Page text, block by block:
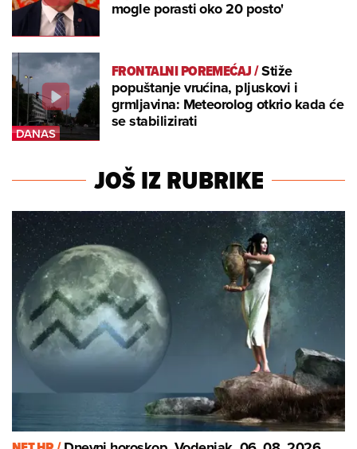
mogle porasti oko 20 posto'
FRONTALNI POREMEĆAJ/Stiže
popuštanje vrućina, pljuskovi i
grmljavina: Meteorolog otkrio kada će
se stabilizirati
JOŠ IZ RUBRIKE